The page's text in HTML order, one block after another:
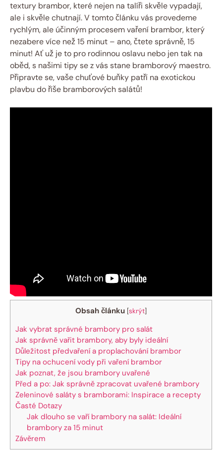
textury brambor, které nejen na talíři skvěle vypadají,
ale i skvěle chutnají. V tomto článku vás provedeme
rychlým, ale účinným procesem vaření brambor, který
nezabere více než 15 minut – ano, čtete správně, 15
minut! Ať už je to pro rodinnou oslavu nebo jen tak na
oběd, s našimi tipy se z vás stane bramborový maestro.
Připravte se, vaše chuťové buňky patří na exotickou
plavbu do říše bramborových salátů!
Obsah článku [skrýt]
Jak vybrat správné brambory pro salát
Jak správně vařit brambory, aby byly ideální
Důležitost předvaření a proplachování brambor
Tipy na ochucení vody při vaření brambor
Jak poznat, že jsou brambory uvařené
Před a po: Jak správně zpracovat uvařené brambory
Zeleninové saláty s bramborami: Inspirace a recepty
Časté Dotazy
Jak dlouho se vaří brambory na salát: Ideální
brambory za 15 minut
Závěrem